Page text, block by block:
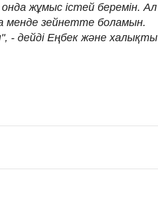
жұмыс істей беремін. Ал
менде зейнетте боламын.
- дейді Еңбек және халықты